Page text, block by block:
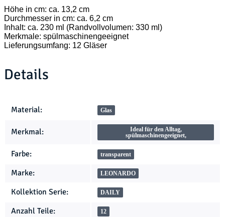
Höhe in cm: ca. 13,2 cm
Durchmesser in cm: ca. 6,2 cm
Inhalt: ca. 230 ml (Randvollvolumen: 330 ml)
Merkmale: spülmaschinengeeignet
Lieferungsumfang: 12 Gläser
Details
Produkteigenschaft
Wert
Material: Glas
Merkmal:
Ideal für den Alltag,
spülmaschinengeeignet,
Farbe: transparent
Marke: LEONARDO
Kollektion Serie: DAILY
Anzahl Teile: 12